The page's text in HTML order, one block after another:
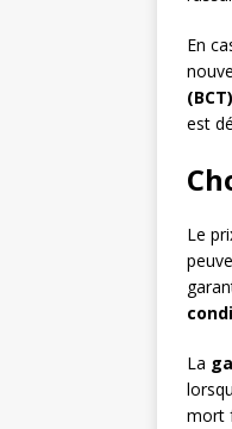
En
(BCT)
est
Le
La
mort